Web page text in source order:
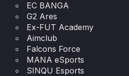
EC BANGA
G2 Ares
Ex-FUT Academy
Aimclub
Falcons Force
MANA eSports
SINQU Esports